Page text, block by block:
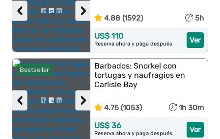
›
‹ 4.88 (1592) 5h
Ver
US$ 110
Reserva ahora y paga después
Bestseller
›
‹
Barbados: Snorkel con
tortugas y naufragios en
Carlisle Bay
4.75 (1053) 1h 30m
Ver
US$ 36
Reserva ahora y paga después